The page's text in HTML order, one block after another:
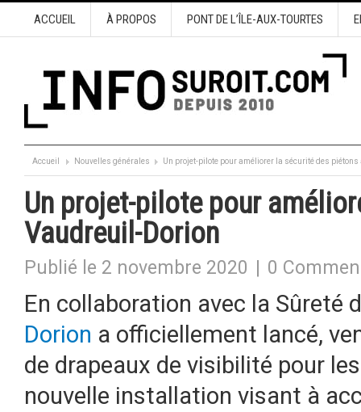
ACCUEIL À PROPOS PONT DE L’ÎLE-AUX-TOURTES
Accueil Nouvelles générales Un projet-pilote pour améliorer la sécurité des
Un projet-pilote pour
Vaudreuil-Dorion
Publié le 2 novembre 2020 0
En collaboration avec la Sûreté
Dorion a officiellement lancé,
de drapeaux de visibilité pour
nouvelle installation visant à